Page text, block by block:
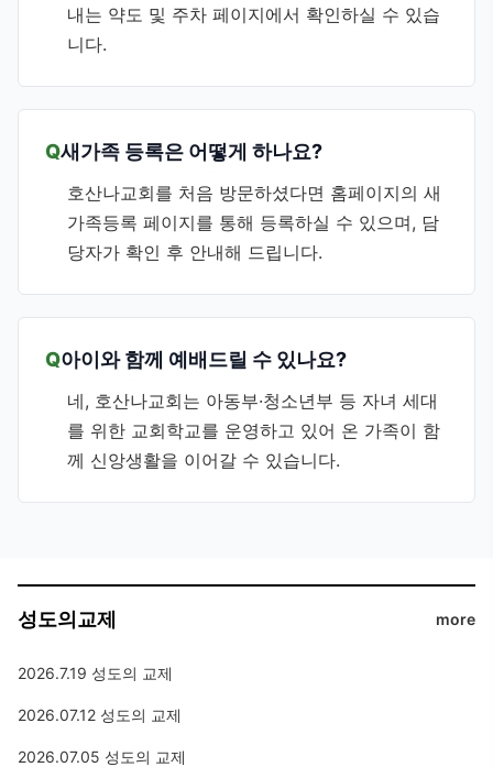
내는 약도 및 주차 페이지에서 확인하실 수 있습
니다.
새가족 등록은 어떻게 하나요?
호산나교회를 처음 방문하셨다면 홈페이지의 새
가족등록 페이지를 통해 등록하실 수 있으며, 담
당자가 확인 후 안내해 드립니다.
아이와 함께 예배드릴 수 있나요?
네, 호산나교회는 아동부·청소년부 등 자녀 세대
를 위한 교회학교를 운영하고 있어 온 가족이 함
께 신앙생활을 이어갈 수 있습니다.
성도의교제 more
2026.7.19 성도의 교제
2026.07.12 성도의 교제
2026.07.05 성도의 교제